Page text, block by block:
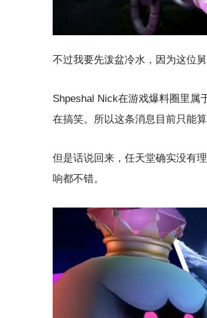
不过我要先泼盆冷水，因为这位舅
Shpeshal Nick在游戏爆料圈里属
在搞笑。所以这条消息目前只能
但是话说回来，任天堂确实没有
响都不错。